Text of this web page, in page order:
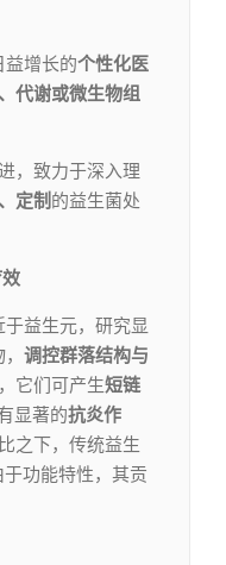
益增长的个性化医
代谢或微生物组
，致力于深入理
定制 的益生菌处
于益生元，研究显
调控群落结构与
它们可产生短链
显著的抗炎作
之下，传统益生
功能特性，其贡